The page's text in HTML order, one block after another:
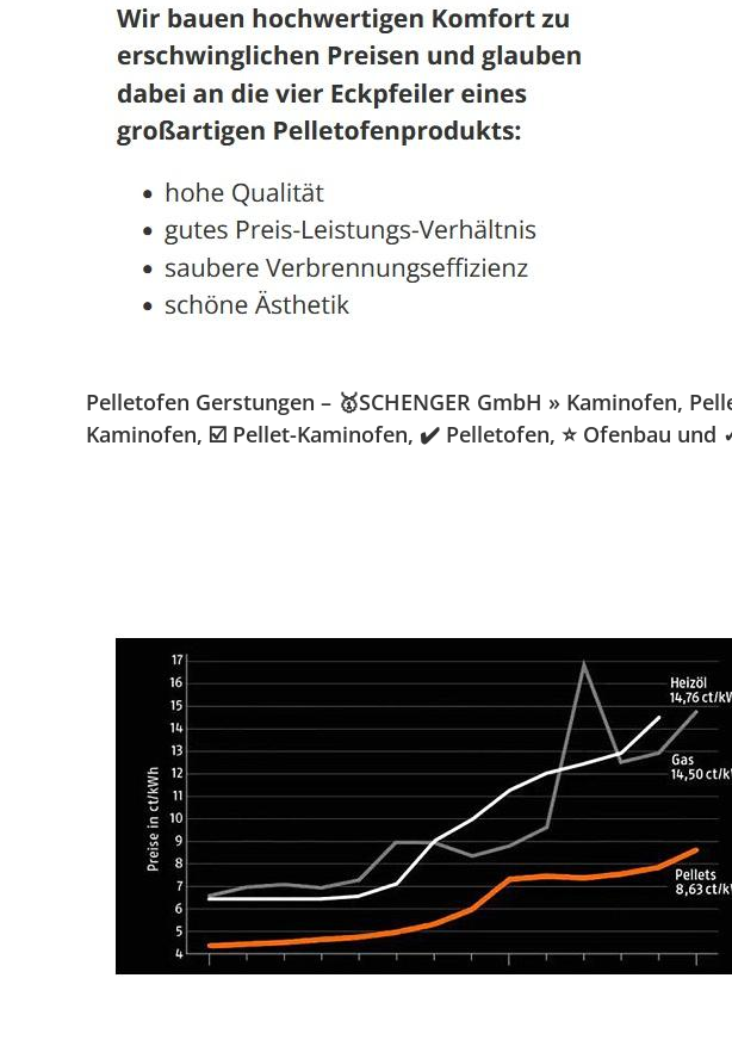
Pelletofen Gerstungen – 🥇SCHENGER GmbH » Kaminofen,
Kaminofen, ☑️ Pellet-Kaminofen, ✔️ Pelletofen, ⭐ Ofenbau